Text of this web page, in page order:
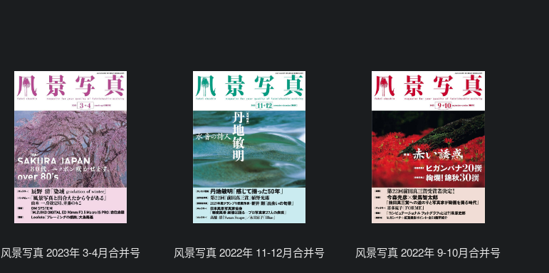
风景写真 2023年 3-4月合并号 风景写真 2022年 11-12月合并号 风景写真 2022年 9-10月合并号